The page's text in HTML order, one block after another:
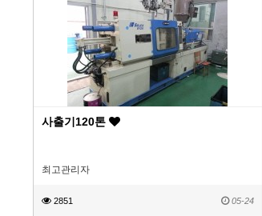
사출기120톤
최고관리자
2851 05-24